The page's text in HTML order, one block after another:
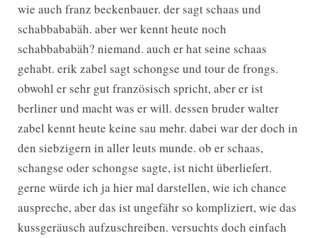
wie auch franz beckenbauer. der sagt schaas und
schabbababäh. aber wer kennt heute noch
schabbababäh? niemand. auch er hat seine schaas
gehabt. erik zabel sagt schongse und tour de frongs.
obwohl er sehr gut französisch spricht, aber er ist
berliner und macht was er will. dessen bruder walter
zabel kennt heute keine sau mehr. dabei war der doch in
den siebzigern in aller leuts munde. ob er schaas,
schangse oder schongse sagte, ist nicht überliefert.
gerne würde ich ja hier mal darstellen, wie ich chance
auspreche, aber das ist ungefähr so kompliziert, wie das
kussgeräusch aufzuschreiben. versuchts doch einfach